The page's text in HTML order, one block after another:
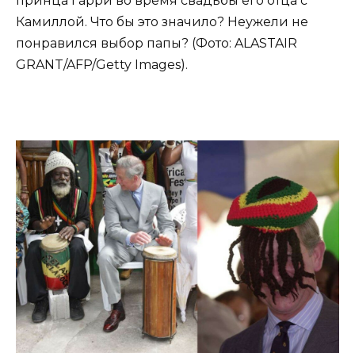
Камиллой. Что бы это значило? Неужели не
понравился выбор папы? (Фото: ALASTAIR
GRANT/AFP/Getty Images).